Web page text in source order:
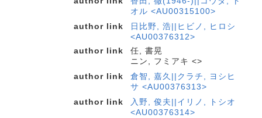
オル <AU00315100>
author link
日比野, 浩||ヒビノ, ヒロシ
<AU00376312>
author link
任, 書晃
ニン, フミアキ <>
author link
倉智, 嘉久||クラチ, ヨシヒ
サ <AU00376313>
author link
入野, 俊夫||イリノ, トシオ
<AU00376314>